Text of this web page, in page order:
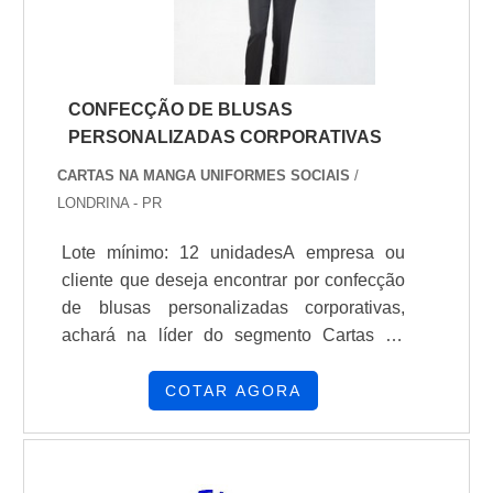
CONFECÇÃO DE BLUSAS
PERSONALIZADAS CORPORATIVAS
CARTAS NA MANGA UNIFORMES SOCIAIS /
LONDRINA - PR
Lote mínimo: 12 unidadesA empresa ou
cliente que deseja encontrar por confecção
de blusas personalizadas corporativas,
achará na líder do segmento Cartas na
empresa do segmento e conhecendo a
ramo.MAIS SOBRE CONFECÇÃO DE
COTAR AGORA